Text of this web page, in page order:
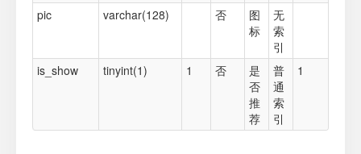
pic
varchar(128) 否
图
标
无
索
引
is_show
tinyint(1) 1 否
是
否
推
荐
普
通
索
引
1